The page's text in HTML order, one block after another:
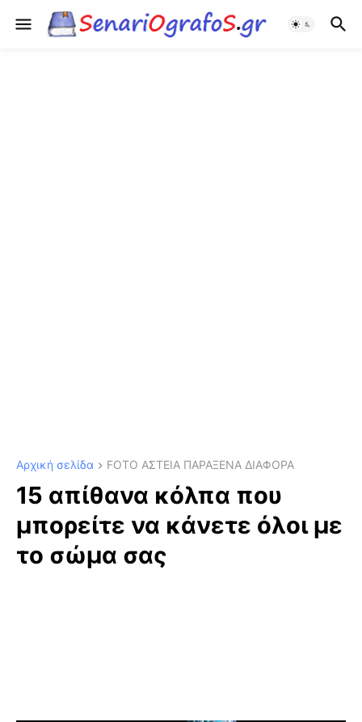
Αρχική σελίδα FOTO ΑΣΤΕΙΑ ΠΑΡΑΞΕΝΑ ΔΙΑΦΟΡΑ
15 απίθανα κόλπα που
μπορείτε να κάνετε όλοι με
το σώμα σας